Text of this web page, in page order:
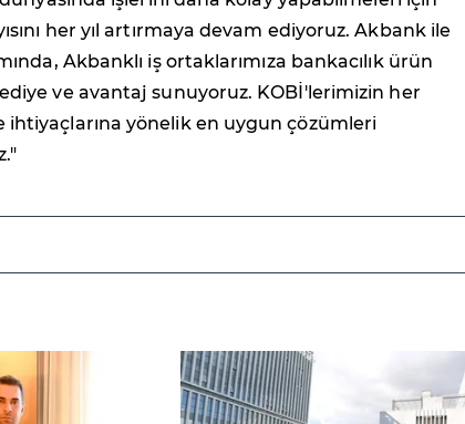
her yıl artırmaya devam ediyoruz. Akbank ile
Akbanklı iş ortaklarımıza bankacılık ürün
ve avantaj sunuyoruz. KOBİ'lerimizin her
ihtiyaçlarına yönelik en uygun çözümleri